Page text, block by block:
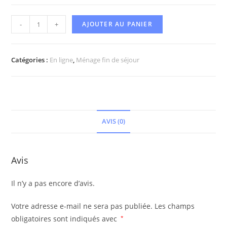
- + AJOUTER AU PANIER
Catégories : En ligne, Ménage fin de séjour
AVIS (0)
Avis
Il n’y a pas encore d’avis.
Votre adresse e-mail ne sera pas publiée. Les champs
obligatoires sont indiqués avec
*